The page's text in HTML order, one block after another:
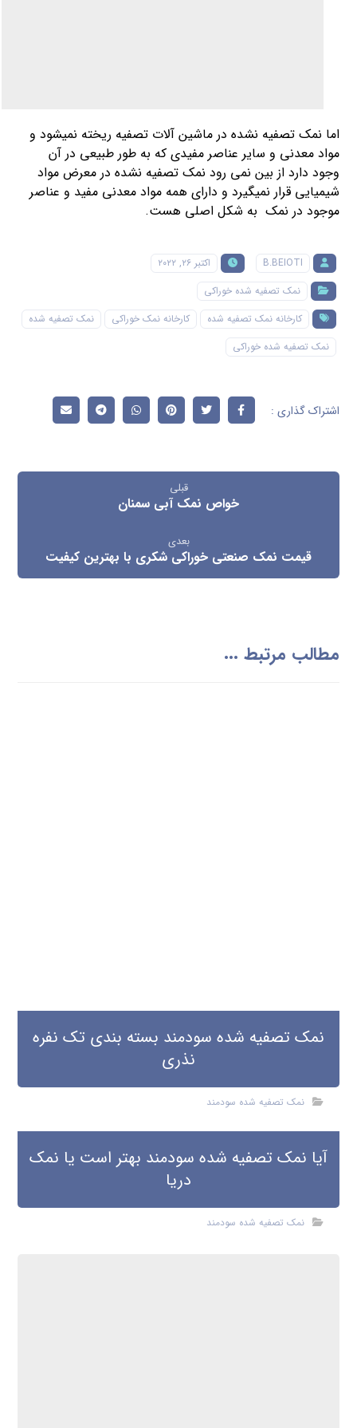
اما نمک تصفیه نشده در ماشین آلات تصفیه ریخته نمیشود و
مواد معدنی و سایر عناصر مفیدی که به طور طبیعی در آن
وجود دارد از بین نمی رود نمک تصفیه نشده در معرض مواد
شیمیایی قرار نمیگیرد و دارای همه مواد معدنی مفید و عناصر
موجود در نمک به شکل اصلی هست.
B.BEIOTI
اکتبر ۲۶, ۲۰۲۲
نمک تصفیه شده خوراکی
کارخانه نمک تصفیه شده
کارخانه نمک خوراکی
نمک تصفیه شده
نمک تصفیه شده خوراکی
قبلی
خواص نمک آبی سمنان
بعدی
قیمت نمک صنعتی خوراکی شکری با بهترین کیفیت
مطالب مرتبط ...
نمک تصفیه شده سودمند بسته بندی تک نفره
نذری
نمک تصفیه شده سودمند
آیا نمک تصفیه شده سودمند بهتر است یا نمک
دریا
نمک تصفیه شده سودمند